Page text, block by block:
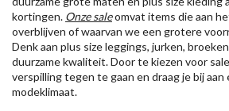
kortingen. Onze saleomvat items die aan
overblijven of waarvan we een grotere
Denk aan plus size leggings, jurken,
duurzame kwaliteit. Door te kiezen voor
verspilling tegen te gaan en draag je bij aan
modeklimaat.